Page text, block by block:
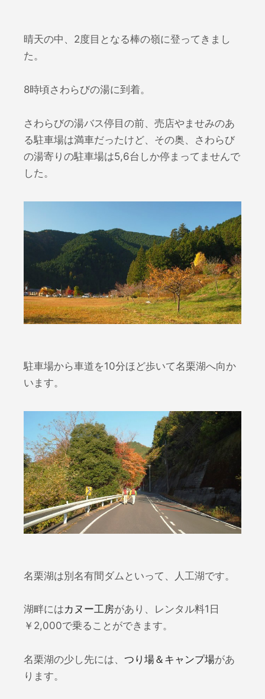
晴天の中、2度目となる棒の嶺に登ってきまし
た。
8時頃さわらびの湯に到着。
さわらびの湯バス停目の前、売店やませみのあ
る駐車場は満車だったけど、その奥、さわらび
の湯寄りの駐車場は5,6台しか停まってませんで
した。
駐車場から車道を10分ほど歩いて名栗湖へ向か
います。
名栗湖は別名有間ダムといって、人工湖です。
湖畔にはカヌー工房があり、レンタル料1日
￥2,000で乗ることができます。
名栗湖の少し先には、 つり場＆キャンプ場があ
ります。